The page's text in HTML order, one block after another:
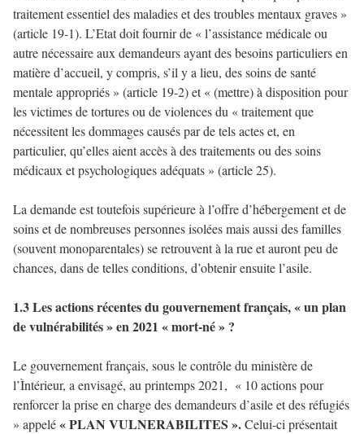
traitement essentiel des maladies et des troubles mentaux graves »
(article 19-1). L’Etatdoit fournir de « l’assistance médicale ou
autre nécessaire aux demandeurs ayant des besoins particuliers en
matière d’accueil, y compris, s’il y a lieu, des soins de santé
mentale appropriés » (article 19-2) et « (mettre) à disposition pour
les victimes de tortures ou de violences du « traitement que
nécessitent les dommages causés par de tels actes et, en
particulier, qu’elles aient accès à des traitements ou des soins
médicaux et psychologiques adéquats » (article 25).
La demande est toutefois supérieure à l’offre d’hébergement et de
soins et de nombreuses personnes isolées mais aussi des familles
(souvent monoparentales) se retrouvent à la rue et auront peu de
chances, dans de telles conditions, d’obtenir ensuite l’asile.
1.3 Les actions récentes du gouvernement français, « un plan
de vulnérabilités » en 2021 « mort-né » ?
Le gouvernement français, sous le contrôle du ministère de
l’Ìntérieur, a envisagé, au printemps 2021, « 10 actions pour
renforcer la prise en charge des demandeurs d’asile et des réfugiés
» appelé« PLAN VULNERABILITES ».Celui-ci présentait